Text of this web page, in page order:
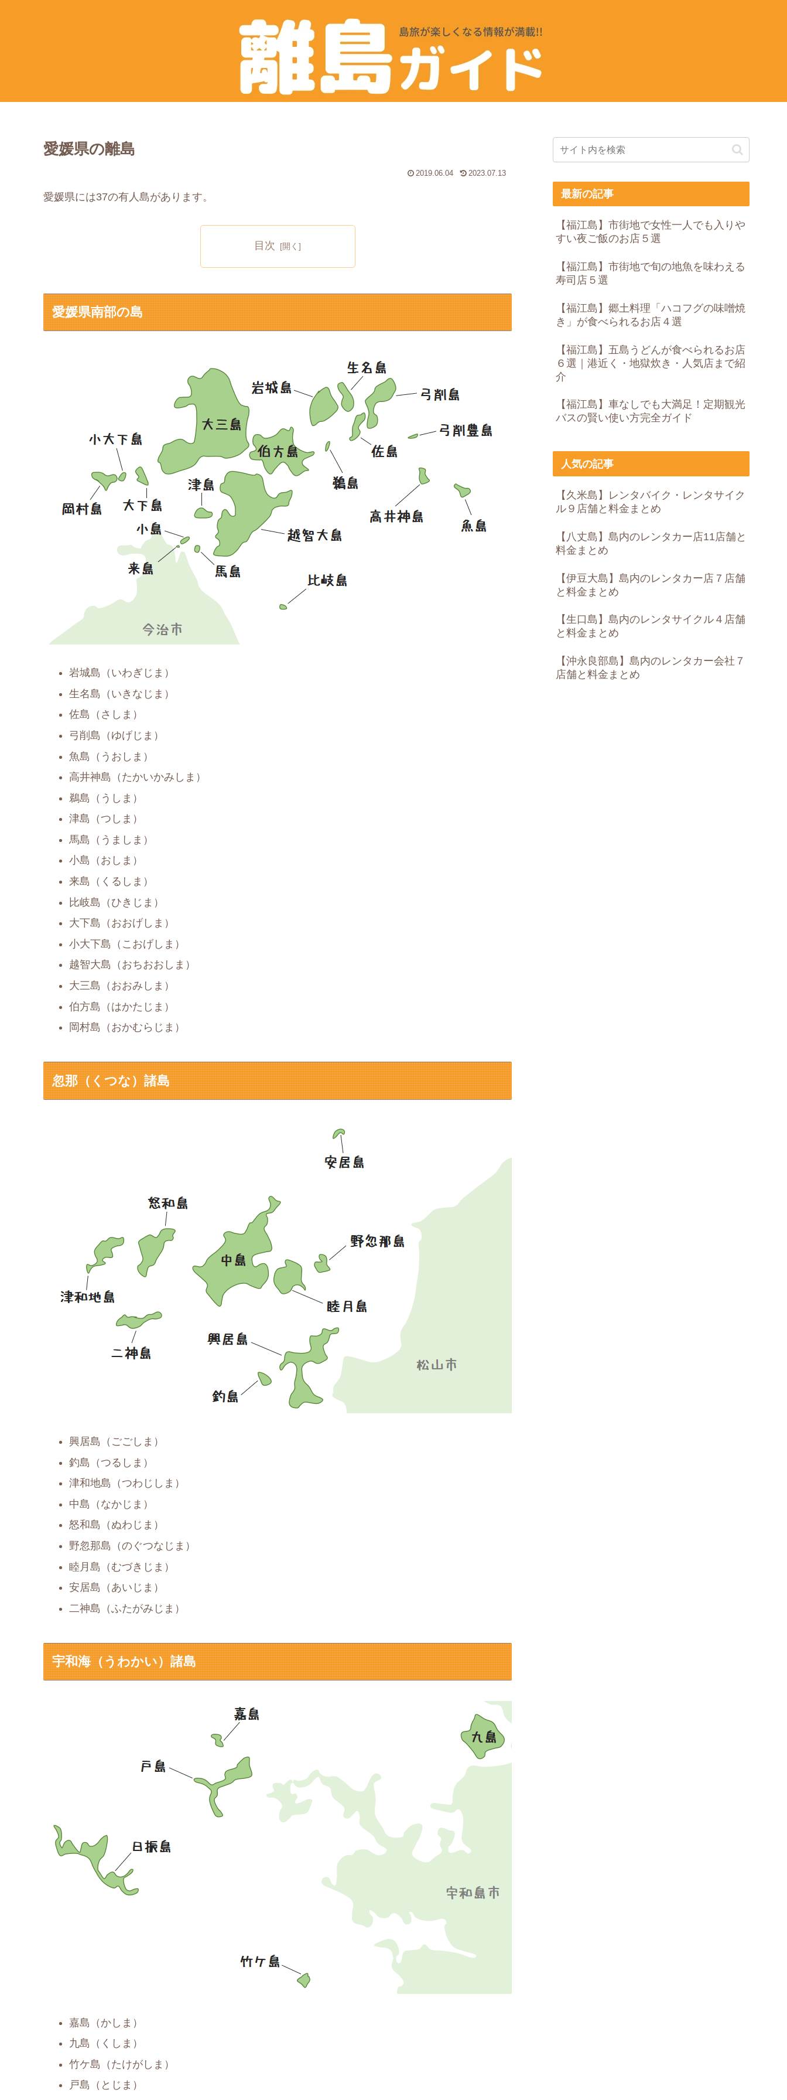
愛媛県の離島
2019.06.04 2023.07.13
愛媛県には37の有人島があります。
目次
愛媛県南部の島
岩城島（いわぎじま）
生名島（いきなじま）
佐島（さしま）
弓削島（ゆげじま）
魚島（うおしま）
高井神島（たかいかみしま）
鵜島（うしま）
津島（つしま）
馬島（うましま）
小島（おしま）
来島（くるしま）
比岐島（ひきじま）
大下島（おおげしま）
小大下島（こおげしま）
越智大島（おちおおしま）
大三島（おおみしま）
伯方島（はかたじま）
岡村島（おかむらじま）
忽那（くつな）諸島
興居島（ごごしま）
釣島（つるしま）
津和地島（つわじしま）
中島（なかじま）
怒和島（ぬわじま）
野忽那島（のぐつなじま）
睦月島（むづきじま）
安居島（あいじま）
二神島（ふたがみじま）
宇和海（うわかい）諸島
嘉島（かしま）
九島（くしま）
竹ケ島（たけがしま）
戸島（とじま）
最新の記事
【福江島】市街地で女性一人でも入りや
すい夜ご飯のお店５選
【福江島】市街地で旬の地魚を味わえる
寿司店５選
【福江島】郷土料理「ハコフグの味噌焼
き」が食べられるお店４選
【福江島】五島うどんが食べられるお店
６選｜港近く・地獄炊き・人気店まで紹
介
【福江島】車なしでも大満足！定期観光
バスの賢い使い方完全ガイド
人気の記事
【久米島】レンタバイク・レンタサイク
ル９店舗と料金まとめ
【八丈島】島内のレンタカー店11店舗と
料金まとめ
【伊豆大島】島内のレンタカー店７店舗
と料金まとめ
【生口島】島内のレンタサイクル４店舗
と料金まとめ
【沖永良部島】島内のレンタカー会社７
店舗と料金まとめ